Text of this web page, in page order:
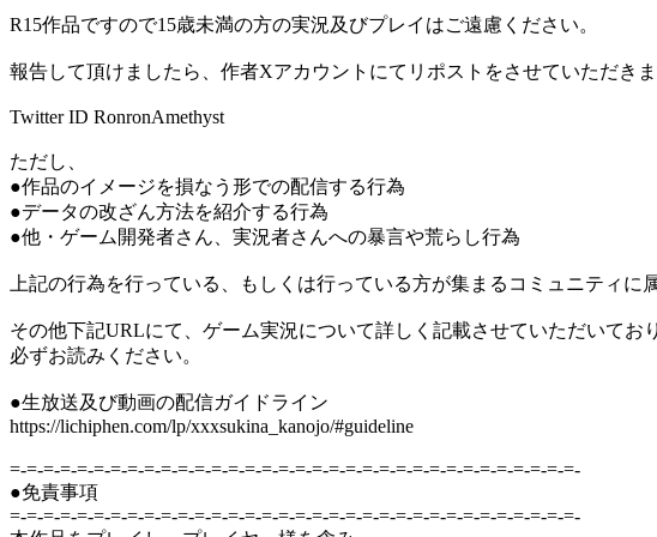
R15作品ですので15歳未満の方の実況及びプレイはご遠慮ください。
報告して頂けましたら、作者Xアカウントにてリポストをさせていただきま
Twitter ID RonronAmethyst
ただし、
●作品のイメージを損なう形での配信する行為
●データの改ざん方法を紹介する行為
●他・ゲーム開発者さん、実況者さんへの暴言や荒らし行為
上記の行為を行っている、もしくは行っている方が集まるコミュニティ
その他下記URLにて、ゲーム実況について詳しく記載させていただいてお
必ずお読みください。
●生放送及び動画の配信ガイドライン
https://lichiphen.com/lp/xxxsukina_kanojo/#guideline
=-=-=-=-=-=-=-=-=-=-=-=-=-=-=-=-=-=-=-=-=-=-=-=-=-=-=-=-=-=-=-=-=-=-
●免責事項
=-=-=-=-=-=-=-=-=-=-=-=-=-=-=-=-=-=-=-=-=-=-=-=-=-=-=-=-=-=-=-=-=-=-